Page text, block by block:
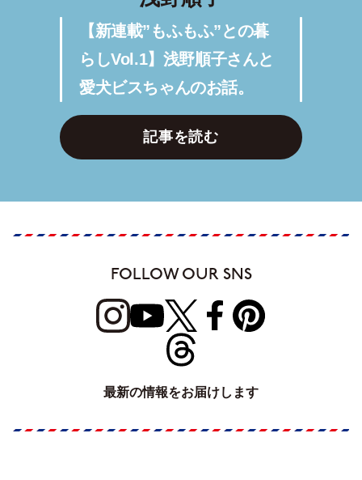
【新連載”もふもふ”との暮
らしVol.1】浅野順子さんと
愛犬ビスちゃんのお話。
記事を読む
FOLLOW OUR SNS
最新の情報をお届けします